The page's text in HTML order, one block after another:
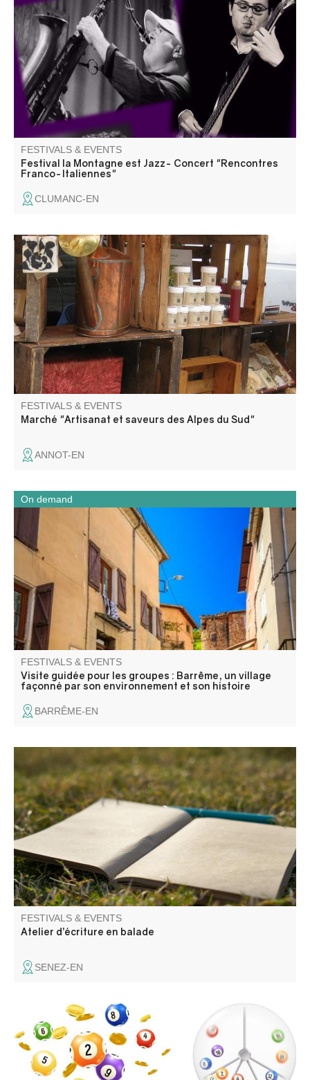
Concert « Il suffit de passer le col », une rencontre entre
musiciens italiens et français qui n'ont pas l'habitude de
jouer ensemble. Information 06 18 07 14 29
FESTIVALS & EVENTS
Festival la Montagne est Jazz- Concert "Rencontres
Franco-Italiennes"
CLUMANC-EN
The markets on offer are events for certified producers
and craftsmen, with products coming directly from their
farms or workshops in the Alpes de Haute-Provence or
Hautes Alpes.
FESTIVALS & EVENTS
Marché "Artisanat et saveurs des Alpes du Sud"
ANNOT-EN
Barrême est un village façonné par son territoire : la
roche, l’eau et les voies de passage. Installé au confluent
de trois Asse, au pied du plateau Saint-Jean, il s’est
déplacé au fil des siècles, du bourg perché médiéval vers
FESTIVALS & EVENTS
Visite guidée pour les groupes : Barrême, un village
façonné par son environnement et son histoire
On demand
BARRÊME-EN
Entre ciel, pierres et chemins, venez cueillir les mots là où
le paysage les murmure. La CCAPV vous invite à un
atelier mêlant balade et temps d’écriture, pour explorer le
territoire autrement et laisser émerger votre expression.
FESTIVALS & EVENTS
Atelier d’écriture en balade
SENEZ-EN
Super Loto du comité des fêtes avec des surprises à
gogo !